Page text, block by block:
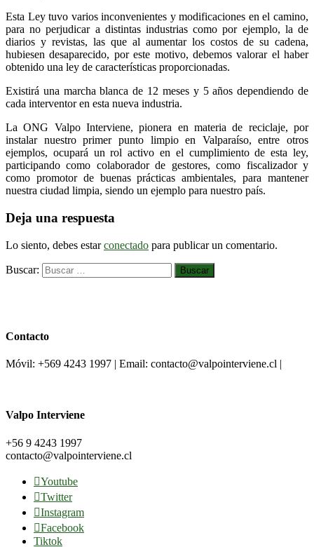
Esta Ley tuvo varios inconvenientes y modificaciones en el camino,
para no perjudicar a distintas industrias como por ejemplo, la de
diarios y revistas, las que al aumentar los costos de su cadena,
hubiesen desaparecido, por este motivo, debemos valorar el haber
obtenido una ley de características proporcionadas.
Existirá una marcha blanca de 12 meses y 5 años dependiendo de
cada interventor en esta nueva industria.
La ONG Valpo Interviene, pionera en materia de reciclaje, por
instalar nuestro primer punto limpio en Valparaíso, entre otros
ejemplos, ocupará un rol activo en el cumplimiento de esta ley,
participando como colaborador de gestores, como fiscalizador y
como promotor de buenas prácticas ambientales, para mantener
nuestra ciudad limpia, siendo un ejemplo para nuestro país.
Deja una respuesta
Lo siento, debes estarconectado para publicar un comentario.
Buscar:
Contacto
Móvil: +569 4243 1997 | Email: contacto@valpointerviene.cl |
Valpo Interviene
+56 9 4243 1997
contacto@valpointerviene.cl
Youtube
Twitter
Instagram
Facebook
Tiktok